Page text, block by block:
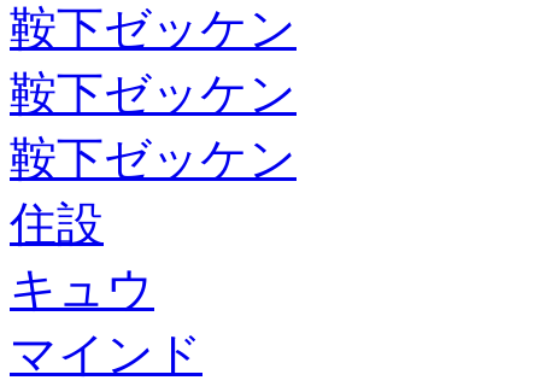
鞍下ゼッケン
鞍下ゼッケン
鞍下ゼッケン
住設
キュウ
マインド